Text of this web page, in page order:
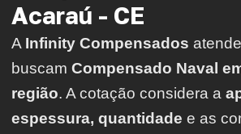
Acaraú - CE
A Infinity Compensados
buscam Compensado Naval
região. A cotação considera a
espessura, quantidade e as